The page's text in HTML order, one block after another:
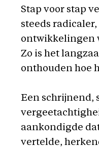
Stap voor stap
steeds
ontwikkelingen
Zo is het
onthouden hoe
Een schrijnend,
aankondigde
vertelde,